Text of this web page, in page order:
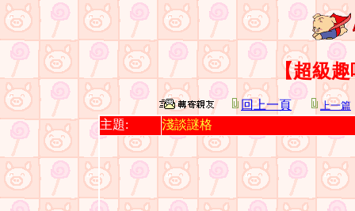
【超級
回上一頁 上一篇
主題: 淺談謎格